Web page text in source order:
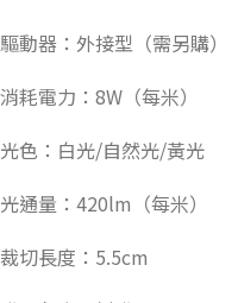
驅動器：外接型（需另購）
消耗電力：8W（每米）
光色：白光/自然光/黃光
光通量：420lm（每米）
裁切長度：5.5cm